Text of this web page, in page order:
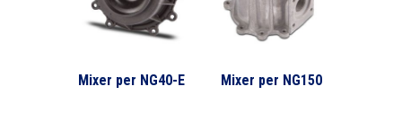
Mixer per NG40-E Mixer per NG150